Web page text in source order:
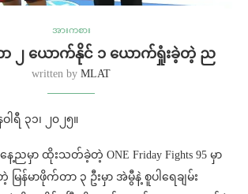
အားကစား
ာ ၂ ယောက်နိုင် ၁ ယောက်ရှုံးခဲ့တဲ့ ည
written by MLAT
ရီ ၃၁၊ ၂၀၂၅။
ေ့ညမှာ ထိုးသတ်ခဲ့တဲ့ ONE Friday Fights 95 မှာ
ြန်မာဖိုက်တာ ၃ ဦးမှာ အဲမွီနဲ့ စူပါရေချမ်း